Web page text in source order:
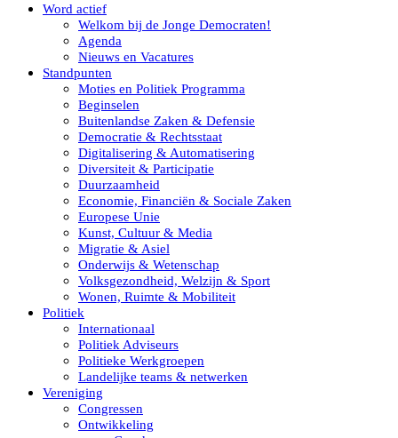
Word actief
Welkom bij de Jonge Democraten!
Agenda
Nieuws en Vacatures
Standpunten
Moties en Politiek Programma
Beginselen
Buitenlandse Zaken & Defensie
Democratie & Rechtsstaat
Digitalisering & Automatisering
Diversiteit & Participatie
Duurzaamheid
Economie, Financiën & Sociale Zaken
Europese Unie
Kunst, Cultuur & Media
Migratie & Asiel
Onderwijs & Wetenschap
Volksgezondheid, Welzijn & Sport
Wonen, Ruimte & Mobiliteit
Politiek
Internationaal
Politiek Adviseurs
Politieke Werkgroepen
Landelijke teams & netwerken
Vereniging
Congressen
Ontwikkeling